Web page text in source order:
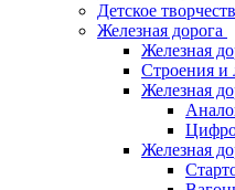
Детское
Железная дорога
Железная
Строения и
Железная
Железная